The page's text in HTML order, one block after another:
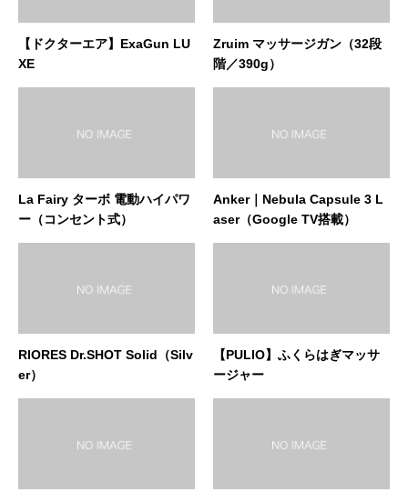
【ドクターエア】ExaGun LU
XE
Zruim マッサージガン（32段
階／390g）
La Fairy ターボ 電動ハイパワ
ー（コンセント式）
Anker｜Nebula Capsule 3 L
aser（Google TV搭載）
RIORES Dr.SHOT Solid（Silv
er）
【PULIO】ふくらはぎマッサ
ージャー